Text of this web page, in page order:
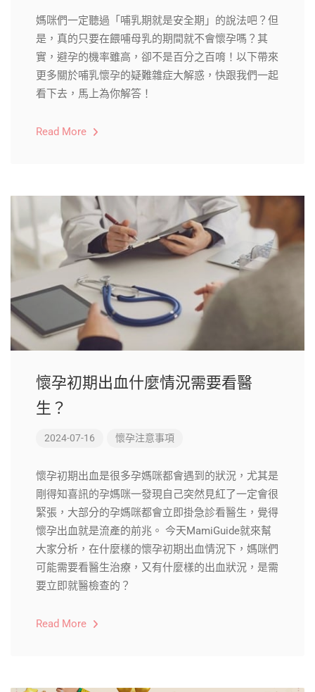
媽咪們一定聽過「哺乳期就是安全期」的說法吧？但
是，真的只要在餵哺母乳的期間就不會懷孕嗎？其
實，避孕的機率雖高，卻不是百分之百唷！以下帶來
更多關於哺乳懷孕的疑難雜症大解惑，快跟我們一起
看下去，馬上為你解答！
Read More
懷孕初期出血什麼情況需要看醫
生？
2024-07-16 懷孕注意事項
懷孕初期出血是很多孕媽咪都會遇到的狀況，尤其是
剛得知喜訊的孕媽咪一發現自己突然見紅了一定會很
緊張，大部分的孕媽咪都會立即掛急診看醫生，覺得
懷孕出血就是流產的前兆。 今天MamiGuide就來幫
大家分析，在什麼樣的懷孕初期出血情況下，媽咪們
可能需要看醫生治療，又有什麼樣的出血狀況，是需
要立即就醫檢查的？
Read More